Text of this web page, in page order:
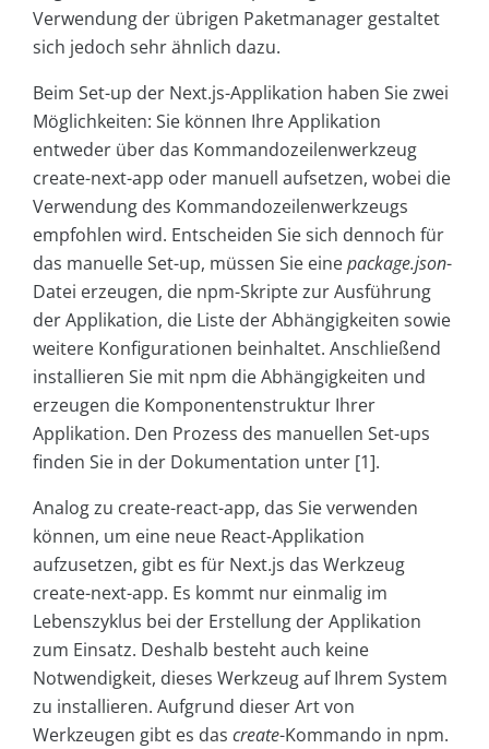
Verwendung der übrigen Paketmanager gestaltet
sich jedoch sehr ähnlich dazu.
Beim Set-up der Next.js-Applikation haben Sie zwei
Möglichkeiten: Sie können Ihre Applikation
entweder über das Kommandozeilenwerkzeug
create-next-app oder manuell aufsetzen, wobei die
Verwendung des Kommandozeilenwerkzeugs
empfohlen wird. Entscheiden Sie sich dennoch für
das manuelle Set-up, müssen Sie einepackage.json-
Datei erzeugen, die npm-Skripte zur Ausführung
der Applikation, die Liste der Abhängigkeiten sowie
weitere Konfigurationen beinhaltet. Anschließend
installieren Sie mit npm die Abhängigkeiten und
erzeugen die Komponentenstruktur Ihrer
Applikation. Den Prozess des manuellen Set-ups
finden Sie in der Dokumentation unter [1].
Analog zu create-react-app, das Sie verwenden
können, um eine neue React-Applikation
aufzusetzen, gibt es für Next.js das Werkzeug
create-next-app. Es kommt nur einmalig im
Lebenszyklus bei der Erstellung der Applikation
zum Einsatz. Deshalb besteht auch keine
Notwendigkeit, dieses Werkzeug auf Ihrem System
zu installieren. Aufgrund dieser Art von
Werkzeugen gibt es das create-Kommando in npm.